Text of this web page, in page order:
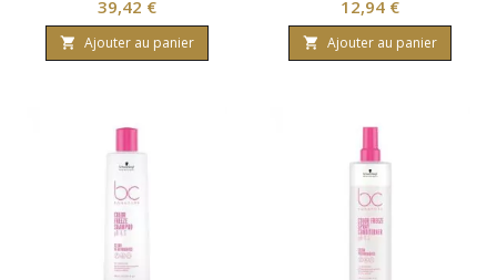
cheveux. Fixation des
pigments de couleur. Marque
Schwarzkopf. Contenance
Prix
39,42 €
 Ajouter au panier
cheveux. Fixation des
pigments de couleur. Marque
Schwarzkopf. Contenance
Prix
12,94 €
 Ajouter au panier